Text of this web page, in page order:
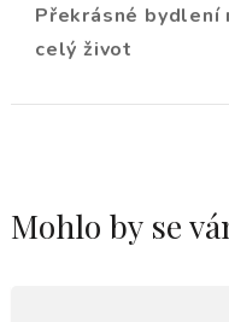
příspěvku
Překrásné bydlení
celý život
Mohlo by se